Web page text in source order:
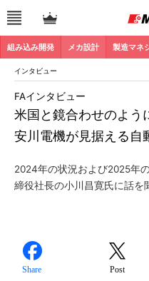
組み込み開発 メカ設計 製造マネ
インタビュー
米国と鏡合わせのよう
安川電機が見据える自
FAインタビュー
2024年の状況および2025年
締役社長の小川昌寛氏に話を
Share Post